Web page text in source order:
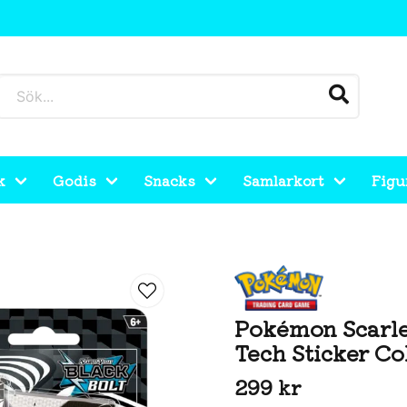
Godis Snacks Samlarkort
Tech Sticker Collection
Pokémon
Tech Sticker
299 kr